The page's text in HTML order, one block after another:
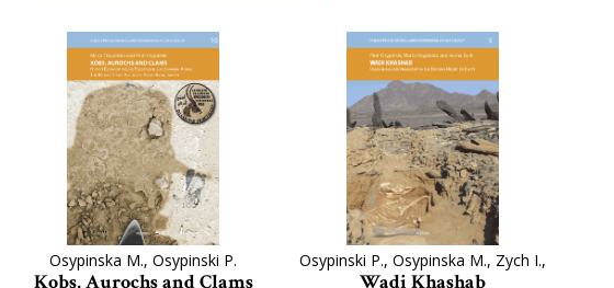
Osypinska M., Osypinski P.
Kobs, Aurochs and Clams
Osypinski P., Osypinska M., Zych I.,
Wadi Khashab